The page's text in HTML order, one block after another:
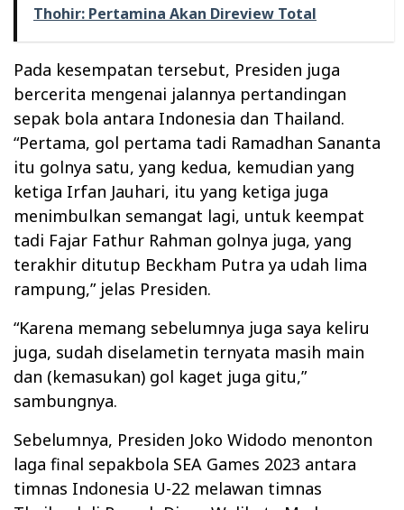
Thohir: Pertamina Akan Direview Total
Pada kesempatan tersebut, Presiden juga
bercerita mengenai jalannya pertandingan
sepak bola antara Indonesia dan Thailand.
“Pertama, gol pertama tadi Ramadhan Sananta
itu golnya satu, yang kedua, kemudian yang
ketiga Irfan Jauhari, itu yang ketiga juga
menimbulkan semangat lagi, untuk keempat
tadi Fajar Fathur Rahman golnya juga, yang
terakhir ditutup Beckham Putra ya udah lima
rampung,” jelas Presiden.
“Karena memang sebelumnya juga saya keliru
juga, sudah diselametin ternyata masih main
dan (kemasukan) gol kaget juga gitu,”
sambungnya.
Sebelumnya, Presiden Joko Widodo menonton
laga final sepakbola SEA Games 2023 antara
timnas Indonesia U-22 melawan timnas